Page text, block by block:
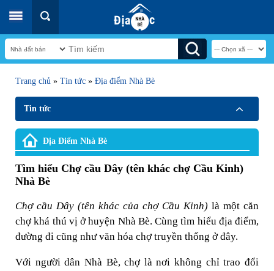
Trang chủ » Tin tức » Địa điểm Nhà Bè
Tin tức
Địa Điểm Nhà Bè
Tìm hiểu Chợ cầu Dây (tên khác chợ Cầu Kinh)
Nhà Bè
Chợ cầu Dây (tên khác của chợ Cầu Kinh) là một căn
chợ khá thú vị ở huyện Nhà Bè. Cùng tìm hiểu địa điểm,
đường đi cũng như văn hóa chợ truyền thống ở đây.
Với người dân Nhà Bè, chợ là nơi không chỉ trao đổi